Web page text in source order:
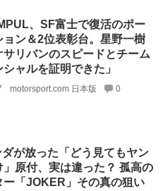
、SF富士で復活のポー
ョン＆2位表彰台。星野一樹
サリバンのスピードとチーム
ャルを証明できた」
motorsport.com 日本版 0
ダが放った「どう見てもヤン
」原付、実は違った？ 孤高の
ー「JOKER」その真の狙い